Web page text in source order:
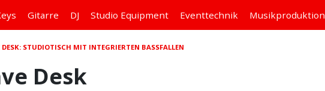
Gitarre DJ Studio Equipment Eventtechnik Musikproduktion
STUDIOTISCH MIT INTEGRIERTEN BASSFALLEN
Desk